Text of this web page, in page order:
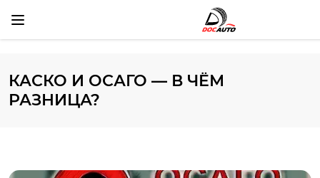
КАСКО И ОСАГО — В ЧЁМ
РАЗНИЦА?